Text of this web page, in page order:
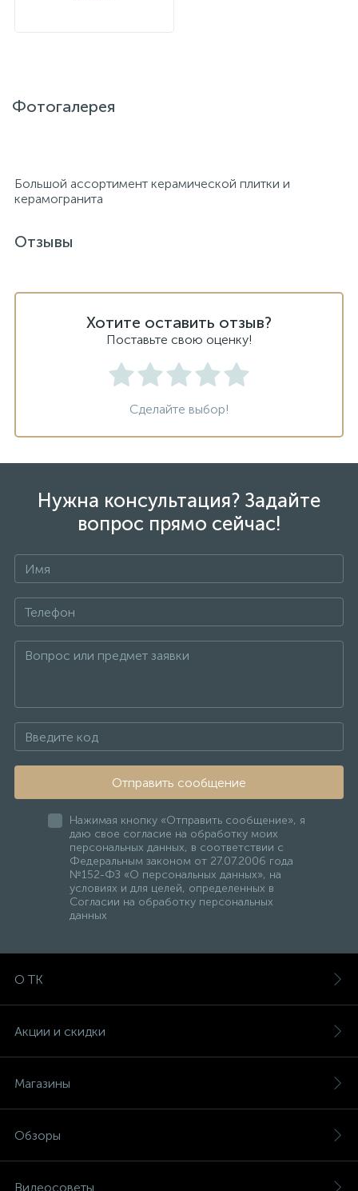
Фотогалерея
Большой ассортимент керамической плитки и
керамогранита
Отзывы
Хотите оставить отзыв?
Поставьте свою оценку!
Сделайте выбор!
Нужна консультация? Задайте
вопрос прямо сейчас!
Отправить сообщение
Нажимая кнопку «Отправить сообщение», я
даю свое согласие на обработку моих
персональных данных, в соответствии с
Федеральным законом от 27.07.2006 года
№152-ФЗ «О персональных данных», на
условиях и для целей, определенных в
Согласии на обработку персональных
данных
О ТК
Акции и скидки
Магазины
Обзоры
Видеосоветы